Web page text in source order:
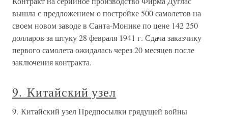
вышла с предложением о постройке 500 самолетов на
своем новом заводе в Санта-Монике по цене 142 250
долларов за штуку 28 февраля 1941 г. Сдача заказчику
первого самолета ожидалась через 20 месяцев после
заключения контракта.
9. Китайский узел
9. Китайский узел Предпосылки грядущей войны